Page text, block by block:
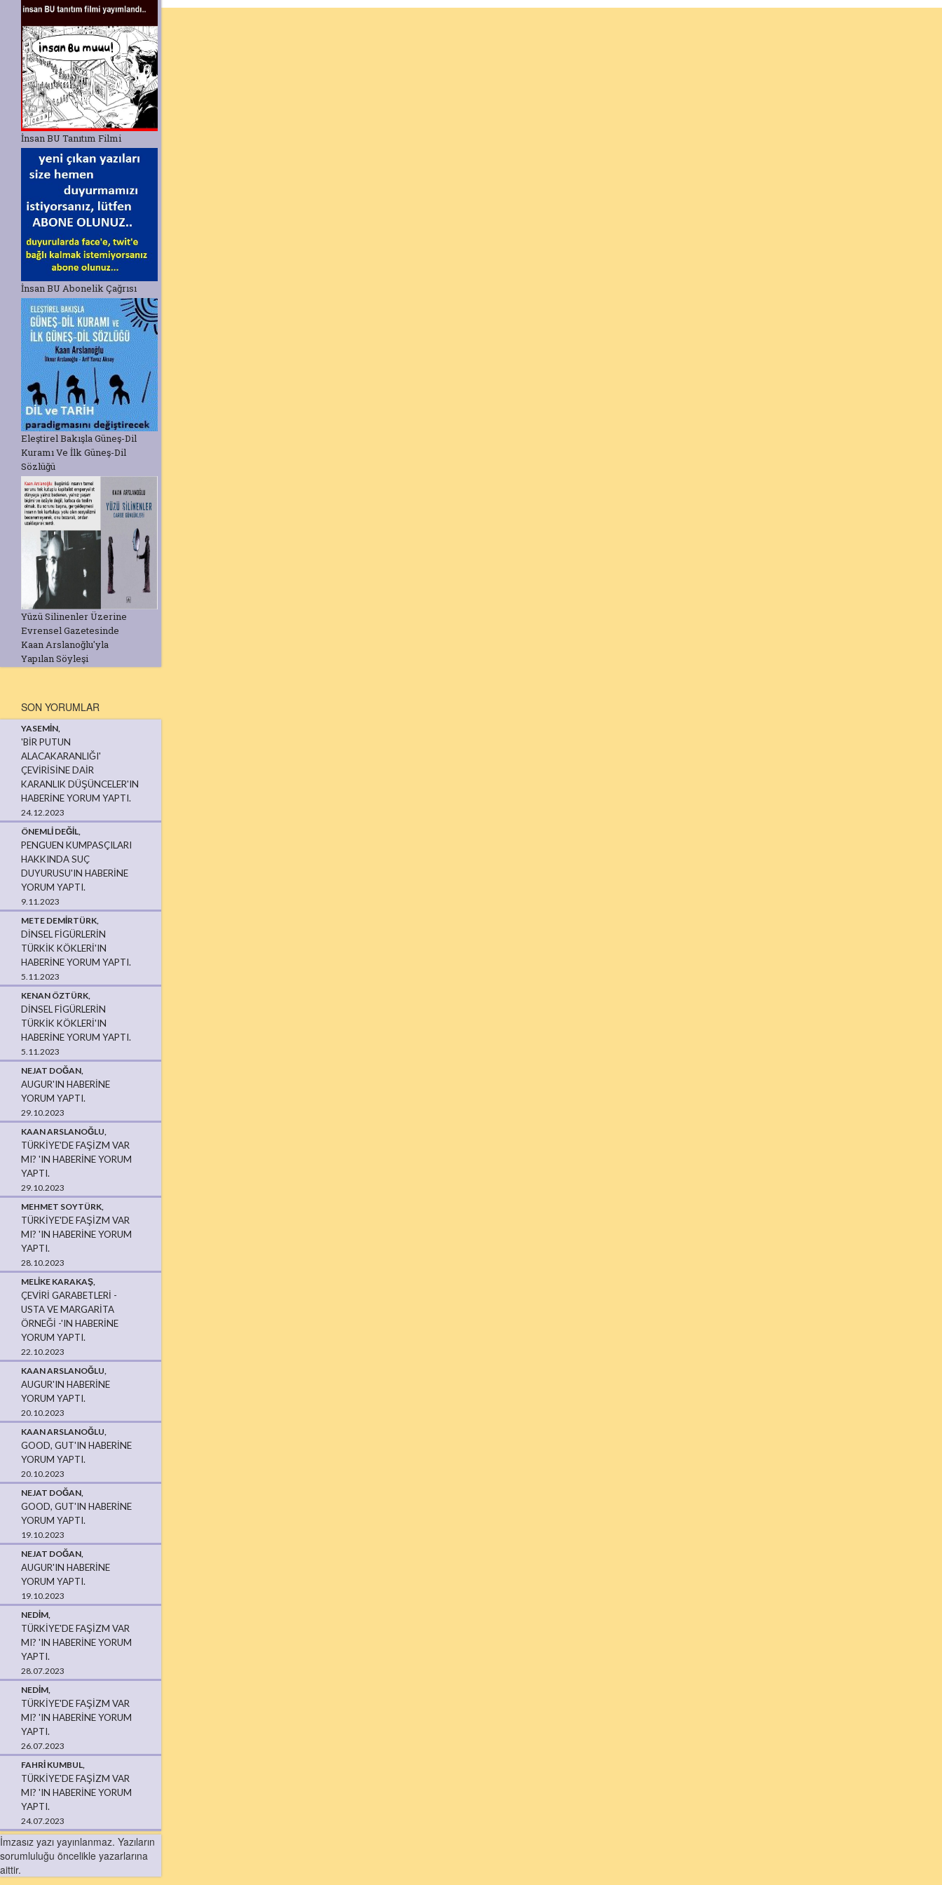
İnsan BU Tanıtım Filmi
İnsan BU Abonelik Çağrısı
Eleştirel Bakışla Güneş-Dil
Kuramı Ve İlk Güneş-Dil
Sözlüğü
Yüzü Silinenler Üzerine
Evrensel Gazetesinde
Kaan Arslanoğlu'yla
Yapılan Söyleşi
SON YORUMLAR
YASEMIN,
'BİR PUTUN
ALACAKARANLIĞI'
ÇEVİRİSİNE DAİR
KARANLIK DÜŞÜNCELER'IN
HABERINE YORUM YAPTI.
24.12.2023
ÖNEMLI DEĞIL,
PENGUEN KUMPASÇILARI
HAKKINDA SUÇ
DUYURUSU'IN HABERINE
YORUM YAPTI.
9.11.2023
METE DEMIRTÜRK,
DINSEL FIGÜRLERIN
TÜRKIK KÖKLERI'IN
HABERINE YORUM YAPTI.
5.11.2023
KENAN ÖZTÜRK,
DINSEL FIGÜRLERIN
TÜRKIK KÖKLERI'IN
HABERINE YORUM YAPTI.
5.11.2023
NEJAT DOĞAN,
AUGUR'IN HABERINE
YORUM YAPTI.
29.10.2023
KAAN ARSLANOĞLU,
TÜRKIYE'DE FAŞIZM VAR
MI? 'IN HABERINE YORUM
YAPTI.
29.10.2023
MEHMET SOYTÜRK,
TÜRKIYE'DE FAŞIZM VAR
MI? 'IN HABERINE YORUM
YAPTI.
28.10.2023
MELIKE KARAKAŞ,
ÇEVIRI GARABETLERI -
USTA VE MARGARITA
ÖRNEĞI -'IN HABERINE
YORUM YAPTI.
22.10.2023
KAAN ARSLANOĞLU,
AUGUR'IN HABERINE
YORUM YAPTI.
20.10.2023
KAAN ARSLANOĞLU,
GOOD, GUT'IN HABERINE
YORUM YAPTI.
20.10.2023
NEJAT DOĞAN,
GOOD, GUT'IN HABERINE
YORUM YAPTI.
19.10.2023
NEJAT DOĞAN,
AUGUR'IN HABERINE
YORUM YAPTI.
19.10.2023
NEDIM,
TÜRKIYE'DE FAŞIZM VAR
MI? 'IN HABERINE YORUM
YAPTI.
28.07.2023
NEDIM,
TÜRKIYE'DE FAŞIZM VAR
MI? 'IN HABERINE YORUM
YAPTI.
26.07.2023
FAHRI KUMBUL,
TÜRKIYE'DE FAŞIZM VAR
MI? 'IN HABERINE YORUM
YAPTI.
24.07.2023
İmzasız yazı yayınlanmaz. Yazıların
sorumluluğu öncelikle yazarlarına
aittir.